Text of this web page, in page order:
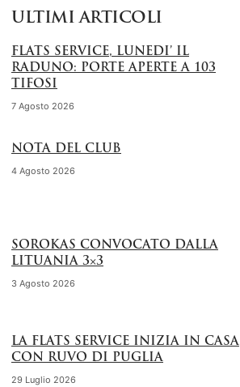
ULTIMI ARTICOLI
FLATS SERVICE, LUNEDI’ IL
RADUNO: PORTE APERTE A 103
TIFOSI
7 Agosto 2026
NOTA DEL CLUB
4 Agosto 2026
SOROKAS CONVOCATO DALLA
LITUANIA 3×3
3 Agosto 2026
LA FLATS SERVICE INIZIA IN CASA
CON RUVO DI PUGLIA
29 Luglio 2026